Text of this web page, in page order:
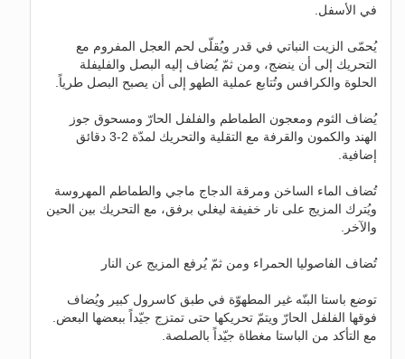
في الأسفل.
يُحمّى الزيت النباتي في قدر ويُقلّى لحم العجل المفروم مع
التحريك إلى أن ينضج، ومن ثمّ يُضاف إليه البصل والفليفلة
الحلوة والكرافس وتُتابع عملية الطهو إلى أن يصبح البصل طرياً.
يُضاف الثوم ومعجون الطماطم والفلفل الحارّ ومسحوق جوز
الهند والكمون والقرفة مع التقلية والتحريك لمدّة 2-3 دقائق
إضافية.
تُضاف الماء الساخن ومرقة الدجاج ماجي والطماطم المهروسة
ويُترك المزيج على نار خفيفة ليغلي برفق، مع التحريك بين الحين
والآخر.
تُضاف الفاصوليا الحمراء ومن ثمّ يُرفع المزيج عن النار
توضع باستا البنّه غير المطهوّة في طبق كاسرول كبير ويُضاف
فوقها الفلفل الحارّ ويتمّ تحريكها حتى تمتزج جيّداً ببعضها البعض.
مع التأكد من الباستا مغطاة جيّداً بالصلصة.